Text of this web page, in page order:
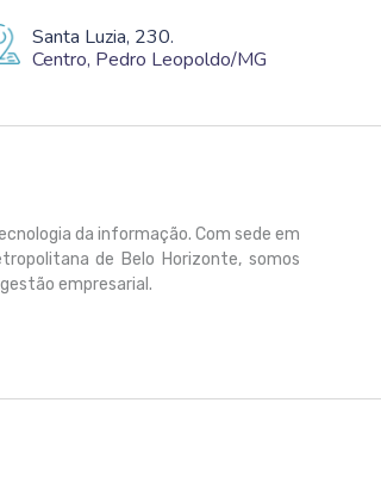
Santa Luzia, 230.
Centro, Pedro Leopoldo/MG
da informação. Com sede em
de Belo Horizonte, somos
empresarial.